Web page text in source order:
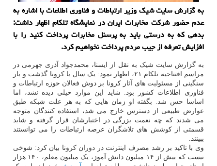
به گزارش سایت شیک وزیر ارتباطات و فناوری اطلاعات با اشاره به
عدم حضور شرکت مخابرات ایران در نمایشگاه تلکام اظهار داشت:
بدهی که به درستی باید به پرسنل مخابرات پرداخت کنید را با
افزایش تعرفه از جیب مردم پرداخت نخواهیم کرد.
به گزارش سایت شیک به نقل از ایسنا، محمدجواد آذری جهرمی در
مراسم افتتاحیه تلکام ۲۱، اظهار نمود: یک سال با کرونا گذشت و بار
سنگینی از مسئولیت های آثار کرونا بر دوش فعالان حوزه ارتباطات و
فناوری اطلاعات کشور بود. شاید این موارد خیلی دیده نشد، اما
اساسا حس شد. بگفته او زمان هایی که به هر علت شبکه طبق
عوارض طبیعی از دسترس خارج می شد، استفاده کنندگان متوجه
می شدند که چه نعمت بزرگی در اختیارشان قرار گرفته و شاید
قسمتی از کوشش های تلاشگران عرصه ارتباطات را می توانستند
ببینند.
وی با تاکید بر رشد مصرف اینترنت در دوران کرونا بیان کرد: شوخی
نیست که بیش از ۱۴ میلیون دانش آموز، یک میلیون معلم، ۱۴۰ هزار